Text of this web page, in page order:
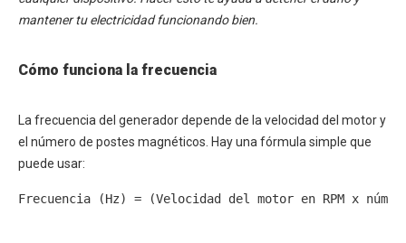
mantener tu electricidad funcionando bien.
Cómo funciona la frecuencia
La frecuencia del generador depende de la velocidad del motor y
el número de postes magnéticos. Hay una fórmula simple que
puede usar:
Frecuencia (Hz) = (Velocidad del motor en RPM x